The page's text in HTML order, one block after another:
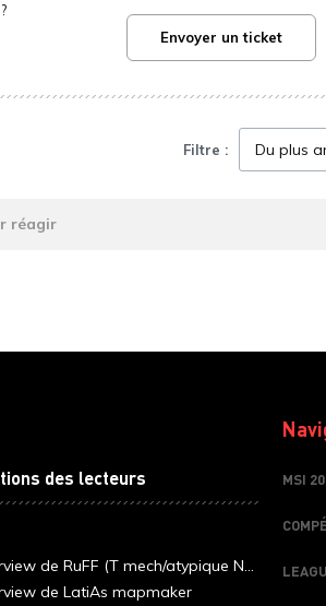
Envoyer un ticket
Filtre :
réagir
des lecteurs
de RuFF (T mech/atypique N...
de LatiAs mapmaker
MSI